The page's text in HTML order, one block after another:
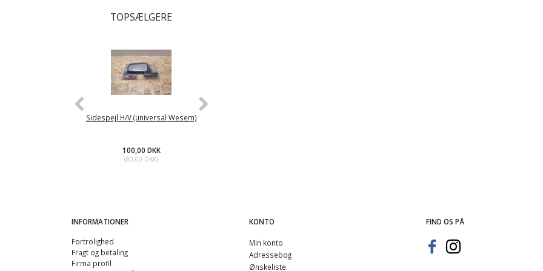
TOPSÆLGERE
Sidespejl H/V (universal Wesem)
100,00 DKK
(80,00 DKK)
INFORMATIONER
Fortrolighed
Fragt og betaling
Firma profil
KONTO
Min konto
Adressebog
Ønskeliste
FIND OS PÅ